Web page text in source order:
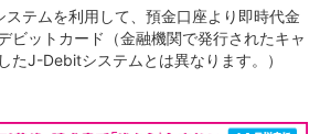
テムを利用して、預金口座より即時代金
ビットカード（金融機関で発行されたキャ
たJ-Debitシステムとは異なります。）